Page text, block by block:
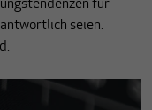
für
seien.